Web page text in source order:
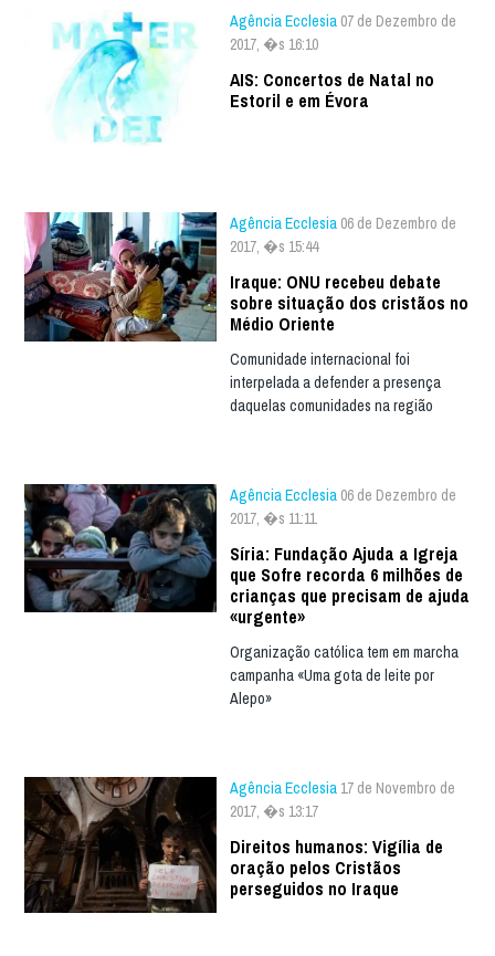
Agência Ecclesia 07 de Dezembro de
2017, �s 16:10
AIS: Concertos de Natal no
Estoril e em Évora
Agência Ecclesia 06 de Dezembro de
2017, �s 15:44
Iraque: ONU recebeu debate
sobre situação dos cristãos no
Médio Oriente
Comunidade internacional foi
interpelada a defender a presença
daquelas comunidades na região
Agência Ecclesia 06 de Dezembro de
2017, �s 11:11
Síria: Fundação Ajuda a Igreja
que Sofre recorda 6 milhões de
crianças que precisam de ajuda
«urgente»
Organização católica tem em marcha
campanha «Uma gota de leite por
Alepo»
Agência Ecclesia 17 de Novembro de
2017, �s 13:17
Direitos humanos: Vigília de
oração pelos Cristãos
perseguidos no Iraque